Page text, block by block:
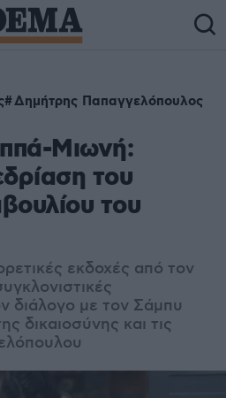
Δημήτρης Παπαγγελόπουλος
Μιωνή:
του
του
εκδοχές από τον
διάλογο με τον Σάμπυ
δικαιοσύνης και τις